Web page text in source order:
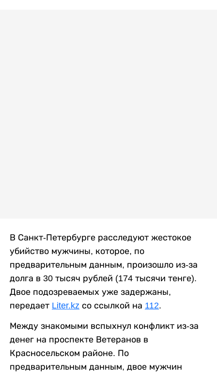
В Санкт-Петербурге расследуют жестокое
убийство мужчины, которое, по
предварительным данным, произошло из-за
долга в 30 тысяч рублей (174 тысячи тенге).
Двое подозреваемых уже задержаны,
передает Liter.kz со ссылкой на 112.
Между знакомыми вспыхнул конфликт из-за
денег на проспекте Ветеранов в
Красносельском районе. По
предварительным данным, двое мужчин